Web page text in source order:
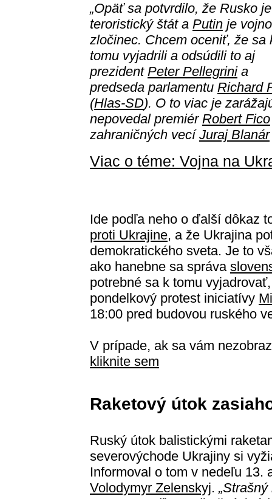
„Opäť sa potvrdilo, že Rusko je
teroristický štát a Putin je
zločinec. Chcem oceniť, že sa
tomu vyjadrili a odsúdili to aj
prezident Peter Pellegrinia
predseda parlamentu Richard
(Hlas-SD). O to viac je
nepovedal premiér Robert Fico
zahraničných vecíJuraj Blanár
Viac o téme: Vojna na
Ide podľa neho o ďalší dôkaz
proti Ukrajine, a že Ukrajina
demokratického sveta. Je to
ako hanebne sa správa
potrebné sa k tomu
pondelkový protest iniciatívy
18:00 pred budovou ruského
V prípade, ak sa vám
kliknite sem
Raketový útok
Ruský útok balistickými
severovýchode Ukrajiny si
Informoval o tom v nedeľu 13.
Volodymyr Zelenskyj.